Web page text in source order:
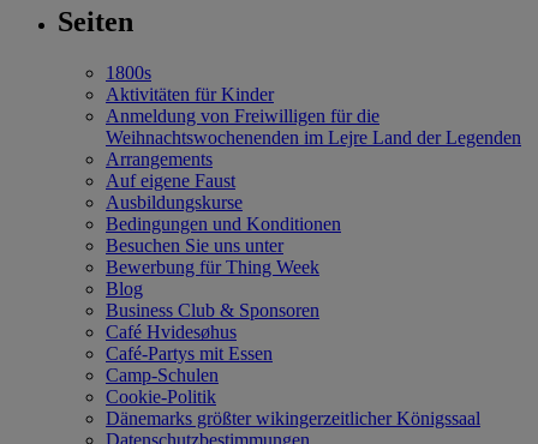
Seiten
1800s
Aktivitäten für Kinder
Anmeldung von Freiwilligen für die
Weihnachtswochenenden im Lejre Land der Legenden
Arrangements
Auf eigene Faust
Ausbildungskurse
Bedingungen und Konditionen
Besuchen Sie uns unter
Bewerbung für Thing Week
Blog
Business Club & Sponsoren
Café Hvidesøhus
Café-Partys mit Essen
Camp-Schulen
Cookie-Politik
Dänemarks größter wikingerzeitlicher Königssaal
Datenschutzbestimmungen